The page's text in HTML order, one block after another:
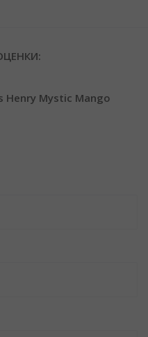
Henry Mystic Mango